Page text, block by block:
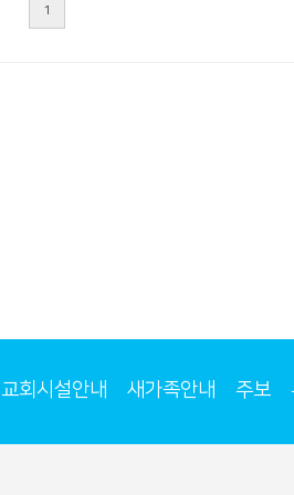
1
교회시설안내 새가족안내 주보